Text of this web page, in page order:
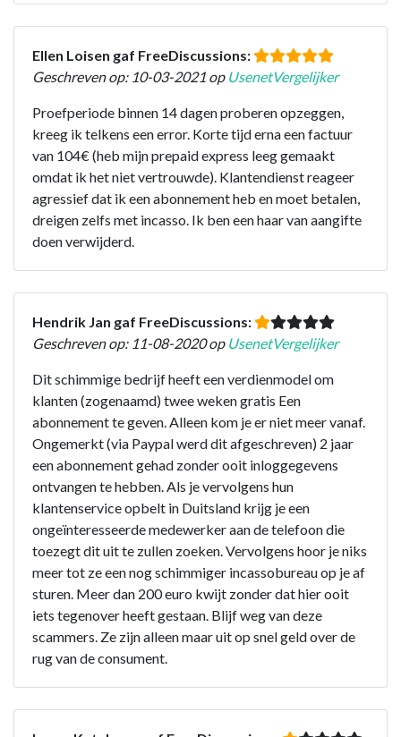
Ellen Loisen gaf FreeDiscussions:
Geschreven op: 10-03-2021 op UsenetVergelijker
Proefperiode binnen 14 dagen proberen opzeggen,
kreeg ik telkens een error. Korte tijd erna een factuur
van 104€ (heb mijn prepaid express leeg gemaakt
omdat ik het niet vertrouwde). Klantendienst reageer
agressief dat ik een abonnement heb en moet betalen,
dreigen zelfs met incasso. Ik ben een haar van aangifte
doen verwijderd.
Hendrik Jan gaf FreeDiscussions:
Geschreven op: 11-08-2020 op UsenetVergelijker
Dit schimmige bedrijf heeft een verdienmodel om
klanten (zogenaamd) twee weken gratis Een
abonnement te geven. Alleen kom je er niet meer vanaf.
Ongemerkt (via Paypal werd dit afgeschreven) 2 jaar
een abonnement gehad zonder ooit inloggegevens
ontvangen te hebben. Als je vervolgens hun
klantenservice opbelt in Duitsland krijg je een
ongeïnteresseerde medewerker aan de telefoon die
toezegt dit uit te zullen zoeken. Vervolgens hoor je niks
meer tot ze een nog schimmiger incassobureau op je af
sturen. Meer dan 200 euro kwijt zonder dat hier ooit
iets tegenover heeft gestaan. Blijf weg van deze
scammers. Ze zijn alleen maar uit op snel geld over de
rug van de consument.